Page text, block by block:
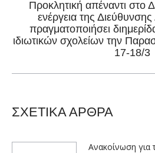
Next
post:
Προκλητική απέναντι στο
ενέργεια της
πραγματοποιήσει
ιδιωτικών σχολείων την
17-18/3
ΣΧΕΤΙΚΑ ΑΡΘΡΑ
Ανακοίνωση για